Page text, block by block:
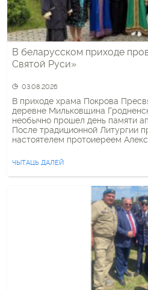
В беларусском приходе
Святой Руси»
03.08.2026
В приходе храма Покрова
деревне Мильковщина
необычно прошел день памяти
После традиционной Литургии
настоятелем протоиереем
культурное мероприятие
Название и формат мероприятия
популярным сейчас
который продвигает хороводы в
единения русского народа и
ЧЫТАЦЬ ДАЛЕЙ